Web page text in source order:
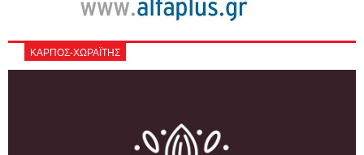
ΚΑΡΠΟΣ-ΧΩΡΑΪΤΗΣ